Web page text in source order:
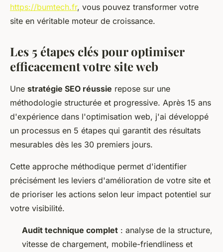
https://bumtech.fr, vous pouvez transformer votre
site en véritable moteur de croissance.
Les 5 étapes clés pour optimiser
efficacement votre site web
Une stratégie SEO réussie repose sur une
méthodologie structurée et progressive. Après 15 ans
d'expérience dans l'optimisation web, j'ai développé
un processus en 5 étapes qui garantit des résultats
mesurables dès les 30 premiers jours.
Cette approche méthodique permet d'identifier
précisément les leviers d'amélioration de votre site et
de prioriser les actions selon leur impact potentiel sur
votre visibilité.
Audit technique complet : analyse de la structure,
vitesse de chargement, mobile-friendliness et